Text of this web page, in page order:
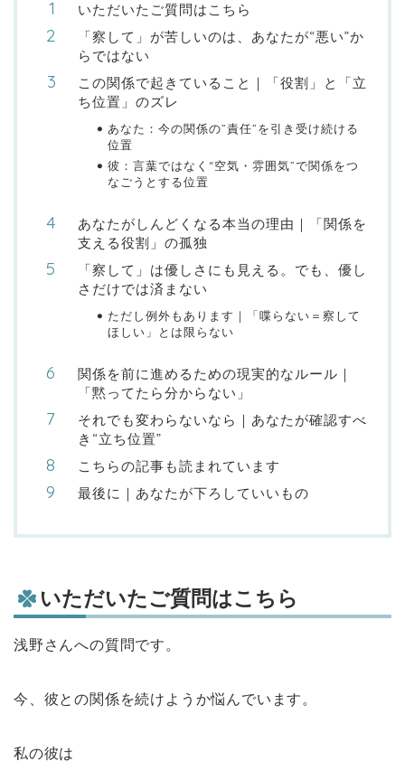
いただいたご質問はこちら
「察して」が苦しいのは、あなたが“悪い”か
らではない
この関係で起きていること｜「役割」と「立
ち位置」のズレ
あなた：今の関係の”責任”を引き受け続ける
位置
彼：言葉ではなく“空気・雰囲気”で関係をつ
なごうとする位置
あなたがしんどくなる本当の理由｜「関係を
支える役割」の孤独
「察して」は優しさにも見える。でも、優し
さだけでは済まない
ただし例外もあります｜「喋らない＝察して
ほしい」とは限らない
関係を前に進めるための現実的なルール｜
「黙ってたら分からない」
それでも変わらないなら｜あなたが確認すべ
き“立ち位置”
こちらの記事も読まれています
最後に｜あなたが下ろしていいもの
いただいたご質問はこちら
浅野さんへの質問です。
今、彼との関係を続けようか悩んでいます。
私の彼は